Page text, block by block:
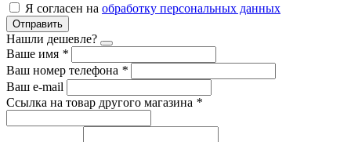
Я согласен на обработку персональных данных
Отправить
Нашли дешевле?
Ваше имя *
Ваш номер телефона *
Ваш e-mail
Ссылка на товар другого магазина *